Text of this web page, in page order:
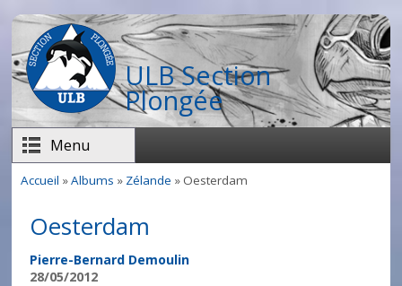
Aller au contenu principal
ULB Section
Plongée
Menu
Accueil »Albums » Zélande » Oesterdam
Oesterdam
Pierre-Bernard Demoulin
28/05/2012